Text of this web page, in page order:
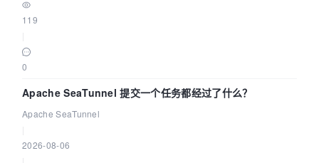
119
0
Apache SeaTunnel 提交一个任务都经过了什么？
Apache SeaTunnel
2026-08-06